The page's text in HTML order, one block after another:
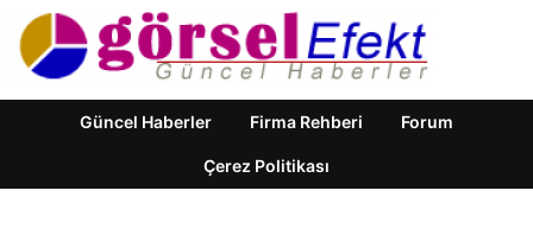
Güncel Haberler Firma Rehberi Forum
Çerez Politikası